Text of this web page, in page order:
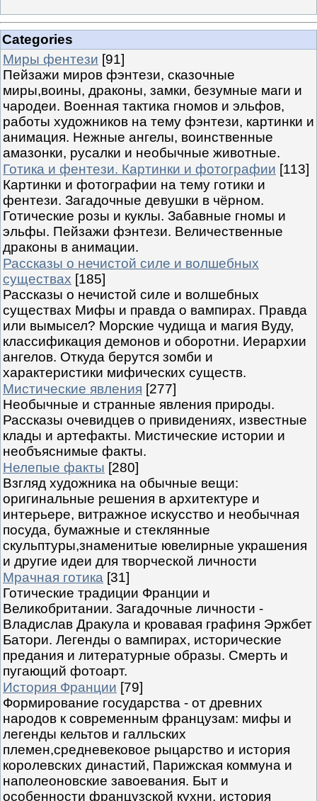
Categories
Миры фентези [91]
Пейзажи миров фэнтези, сказочные
миры,воины, драконы, замки, безумные маги и
чародеи. Военная тактика гномов и эльфов,
работы художников на тему фэнтези, картинки и
анимация. Нежные ангелы, воинственные
амазонки, русалки и необычные животные.
Готика и фентези. Картинки и фотографии [113]
Картинки и фотографии на тему готики и
фентези. Загадочные девушки в чёрном.
Готические розы и куклы. Забавные гномы и
эльфы. Пейзажи фэнтези. Величественные
драконы в анимации.
Рассказы о нечистой силе и волшебных
существах [185]
Рассказы о нечистой силе и волшебных
существах Мифы и правда о вампирах. Правда
или вымысел? Морские чудища и магия Вуду,
классификация демонов и оборотни. Иерархии
ангелов. Откуда берутся зомби и
характеристики мифических существ.
Мистические явления [277]
Необычные и странные явления природы.
Рассказы очевидцев о привидениях, известные
клады и артефакты. Мистические истории и
необъяснимые факты.
Нелепые факты [280]
Взгляд художника на обычные вещи:
оригинальные решения в архитектуре и
интерьере, витражное искусство и необычная
посуда, бумажные и стеклянные
скульптуры,знаменитые ювелирные украшения
и другие идеи для творческой личности
Мрачная готика [31]
Готические традиции Франции и
Великобритании. Загадочные личности -
Владислав Дракула и кровавая графиня Эржбет
Батори. Легенды о вампирах, исторические
предания и литературные образы. Смерть и
пугающий фотоарт.
История Франции [79]
Формирование государства - от древних
народов к современным французам: мифы и
легенды кельтов и галльских
племен,средневековое рыцарство и история
королевских династий, Парижская коммуна и
наполеоновские завоевания. Быт и
особенности французской кухни, история